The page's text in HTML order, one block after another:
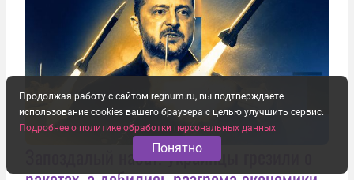
Запоздалый набат. Украинцы грезили о
Продолжая работу с сайтом regnum.ru, вы подтверждаете
использование cookies вашего браузера с целью улучшить сервис.
Подробнее о политике обработки персональных данных
Понятно